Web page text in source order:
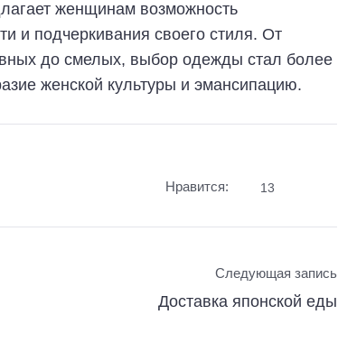
женщинам возможность
и подчеркивания своего стиля. От
до смелых, выбор одежды стал более
женской культуры и эмансипацию.
Нравится: 13
Следующая запись
Доставка японской еды